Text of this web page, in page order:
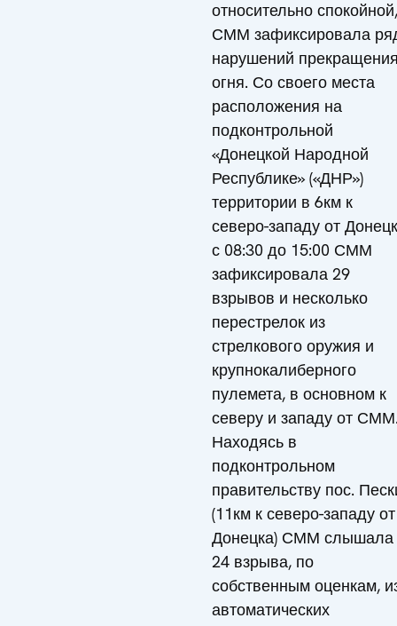
относительно спокойной,
СММ зафиксировала
нарушений прекращения
огня. Со своего места
расположения на
подконтрольной
«Донецкой Народной
Республике» («ДНР»)
территории в 6км к
северо-западу от
с 08:30 до 15:00 СММ
зафиксировала 29
взрывов и несколько
перестрелок из
стрелкового оружия и
крупнокалиберного
пулемета, в основном к
северу и западу от СММ.
Находясь в
подконтрольном
правительству пос.
(11км к северо-западу от
Донецка) СММ слышала
24 взрыва, по
собственным оценкам,
автоматических